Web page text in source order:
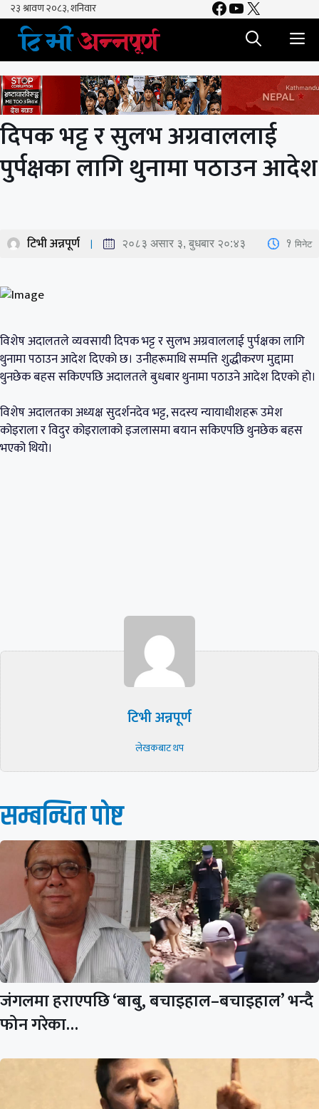
Skip
content
Facebook
YouTube
X
दिपक भट्ट र सुलभ अग्रवाललाई
पुर्पक्षका लागि थुनामा पठाउन आदेश
टिभी अन्नपूर्ण २०८३ असार ३, बुधबार २०:४३ 1 मिनेट
विशेष अदालतले व्यवसायी दिपक भट्ट र सुलभ अग्रवाललाई पुर्पक्षका लागि
थुनामा पठाउन आदेश दिएकाे छ। उनीहरूमाथि सम्पत्ति शुद्धीकरण मुद्दामा
थुनछेक बहस सकिएपछि अदालतले बुधबार थुनामा पठाउने आदेश दिएकाे हो।
विशेष अदालतका अध्यक्ष सुदर्शनदेव भट्ट, सदस्य न्यायाधीशहरू उमेश
कोइराला र विदुर कोइरालाको इजलासमा बयान सकिएपछि थुनछेक बहस
भएको थियो।
टिभी अन्नपूर्ण
लेखकबाट थप
सम्बन्धित पाेष्ट
जंगलमा हराएपछि ‘बाबु, बचाइहाल–बचाइहाल’ भन्दै
फोन गरेका…